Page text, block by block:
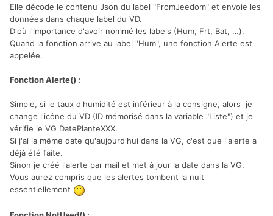
Elle décode le contenu Json du label "FromJeedom" et envoie les
données dans chaque label du VD.
D'où l'importance d'avoir nommé les labels (Hum, Frt, Bat, …).
Quand la fonction arrive au label "Hum", une fonction Alerte est
appelée.
Fonction Alerte() :
Simple, si le taux d'humidité est inférieur à la consigne, alors je
change l'icône du VD (ID mémorisé dans la variable "Liste") et je
vérifie le VG DatePlanteXXX.
Si j'ai la même date qu'aujourd'hui dans la VG, c'est que l'alerte a
déjà été faite.
Sinon je créé l'alerte par mail et met à jour la date dans la VG.
Vous aurez compris que les alertes tombent la nuit
essentiellement